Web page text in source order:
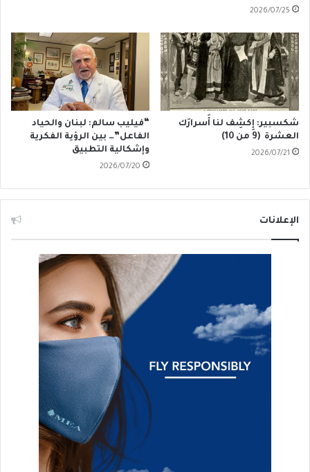
2026/07/25
شكسبير: إِكشِف لنا أَسرارَك
العشرة (9 من 10)
2026/07/21
“فيليب سالم: لبنان والحياد
الفاعل”… بين الرؤية الفكرية
وإشكالية التطبيق
2026/07/20
الإعلانات